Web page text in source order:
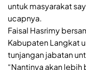
untuk masyarakat
ucapnya.
Faisal Hasrimy
Kabupaten Langkat
tunjangan jabatan
“Nantinya akan